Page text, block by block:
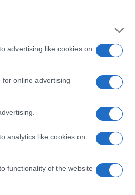
advertising like cookies on
online advertising
analytics like cookies on
functionality of the website
riusciti, ma
voluto
poi ci
ha detto